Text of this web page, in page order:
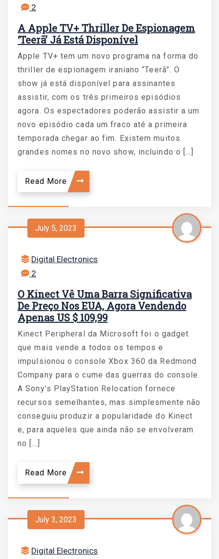
2
A Apple TV+ Thriller De Espionagem
‘Teerã’ Já Está Disponível
Apple TV+ tem um novo programa na forma do
thriller de espionagem iraniano “Teerã”. O
show já está disponível para assinantes
assistir, com os três primeiros episódios
agora. Os espectadores poderão assistir a um
novo episódio cada um fraco até a primeira
temporada chegar ao fim. Existem muitos
grandes nomes no novo show, incluindo o […]
Read More
July 5, 2023
Digital Electronics
2
O Kinect Vê Uma Barra Significativa
De Preço Nos EUA, Agora Vendendo
Apenas US $ 109,99
Kinect Peripheral da Microsoft foi o gadget
que mais vende a todos os tempos e
impulsionou o console Xbox 360 da Redmond
Company para o cume das guerras do console.
A Sony’s PlayStation Relocation fornece
recursos semelhantes, mas simplesmente não
conseguiu produzir a popularidade do Kinect
e, para aqueles que ainda não se envolveram
no […]
Read More
July 3, 2023
Digital Electronics